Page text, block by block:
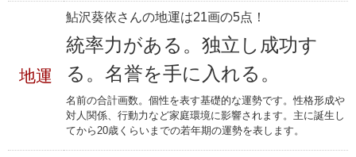
地運
鮎沢葵依さんの地運は21画の5点！
統率力がある。独立し成功す
る。名誉を手に入れる。
名前の合計画数。個性を表す基礎的な運勢です。性格形成や
対人関係、行動力など家庭環境に影響されます。主に誕生し
てから20歳くらいまでの若年期の運勢を表します。